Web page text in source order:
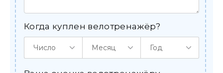
Когда куплен велотренажёр?
Число Месяц Год